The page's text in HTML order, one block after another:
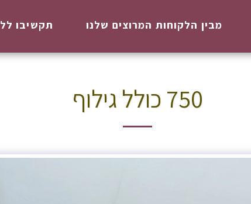
מבין הלקוחות המרוצים שלנו תקשיבו
750 כולל גילוף